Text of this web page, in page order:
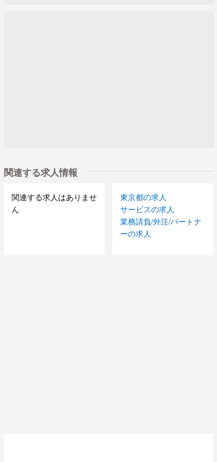
関連する求人情報
関連する求人はありませ
ん
東京都の求人
サービスの求人
業務請負/外注/パートナ
ーの求人